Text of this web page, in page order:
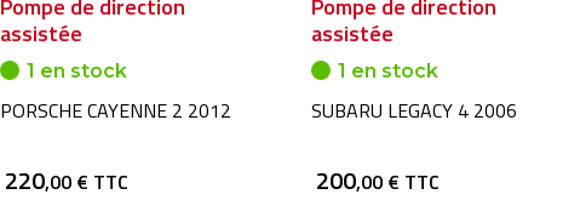
Pompe de direction
assistée
1 en stock
PORSCHE CAYENNE 2 2012
220,00 € TTC
Pompe de direction
assistée
1 en stock
SUBARU LEGACY 4 2006
200,00 € TTC